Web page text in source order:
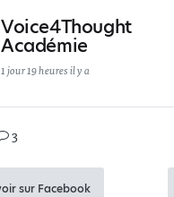
Voice4Thought
Académie
1 jour 19 heures il y a
3
sur Facebook